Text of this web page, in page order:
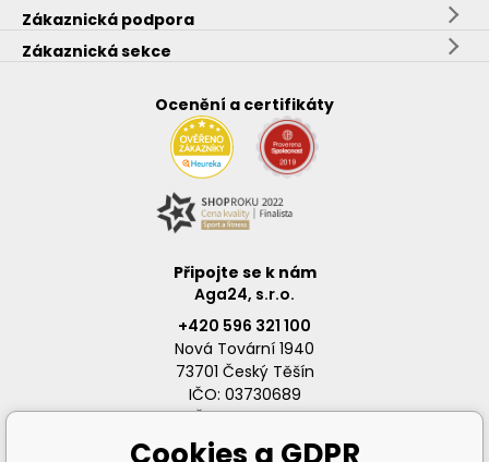
Zákaznická podpora
Zákaznická sekce
Ocenění a certifikáty
Připojte se k nám
Aga24, s.r.o.
+420 596 321 100
Nová Tovární 1940
73701 Český Těšín
IČO: 03730689
DIČ: CZ03730689